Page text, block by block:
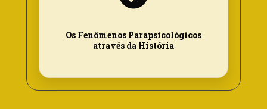
Os Fenômenos Parapsicológicos
através da História